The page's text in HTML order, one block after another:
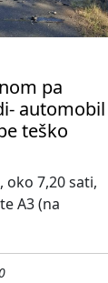
pa
automobil
teško
oko 7,20 sati,
A3 (na